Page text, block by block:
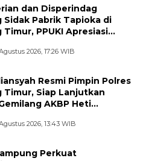
dan Disperindag
Sidak Pabrik Tapioka di
Timur, PPUKI Apresiasi
2026, 17:26 WIB
Resmi Pimpin Polres
Timur, Siap Lanjutkan
AKBP Heti
2026, 13:43 WIB
Perkuat